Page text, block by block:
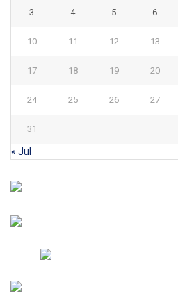
3 4 5 6
10 11 12 13
17 18 19 20
24 25 26 27
31
« Jul